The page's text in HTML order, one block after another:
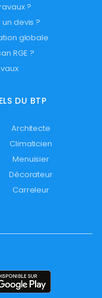
?
devis ?
globale
RGE ?
DU BTP
Architecte
Climaticien
Menuisier
Décorateur
Carreleur